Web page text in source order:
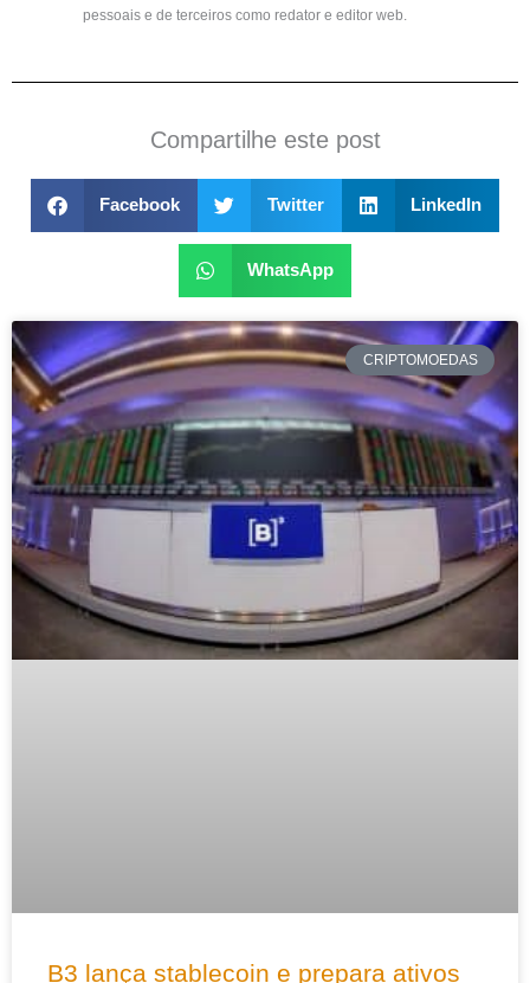
pessoais e de terceiros como redator e editor web.
Compartilhe este post
Facebook Twitter LinkedIn
WhatsApp
CRIPTOMOEDAS
B3 lança stablecoin e prepara ativos